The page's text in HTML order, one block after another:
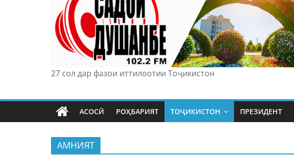
27 сол дар фазои иттилоотии Тоҷикистон
АСОСӢ РОҲБАРИЯТ ТОҶИКИСТОН ПРЕЗИДЕНТ
АМНИЯТ